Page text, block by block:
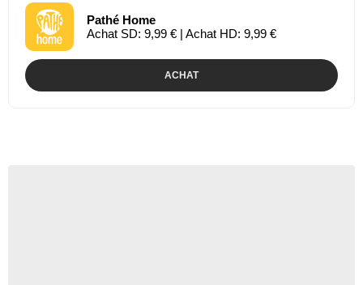
Pathé Home
Achat SD: 9,99 € | Achat HD: 9,99 €
ACHAT